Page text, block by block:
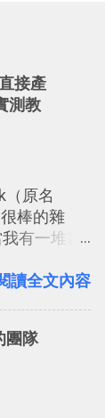
接產
測教
（原名
棒的雜
有一堆需
需要彙整，
理。
讀全文內容
團隊